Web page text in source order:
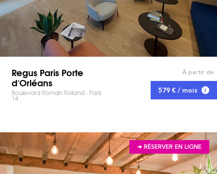
Regus Paris Porte
d'Orléans
Boulevard Romain Rolland - Paris
14
À partir de
579 € / mois
➔ RÉSERVER EN LIGNE